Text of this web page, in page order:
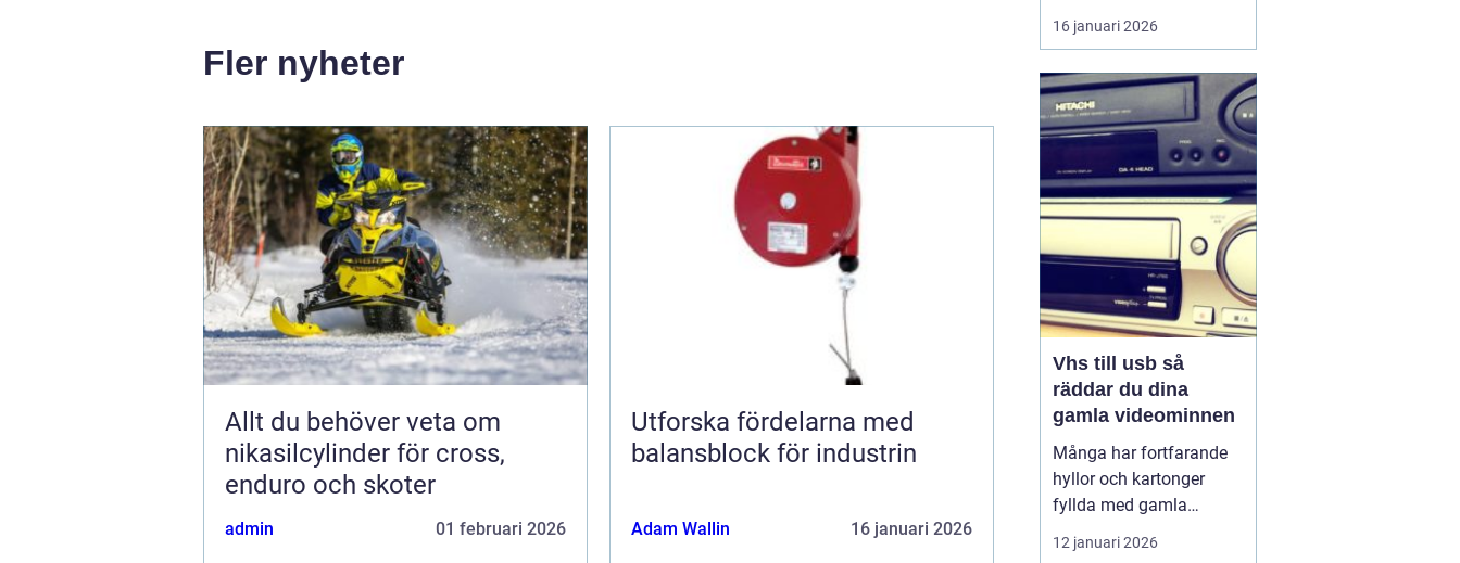
Fler nyheter
Allt du behöver veta om
nikasilcylinder för cross,
enduro och skoter
admin 01 februari 2026
Utforska fördelarna med
balansblock för industrin
Adam Wallin 16 januari 2026
har länge spelat en viktig
roll inom industrin. Det
jämvikt mellan
arbetsverktyg...
16 januari 2026
Vhs till usb så
räddar du dina
gamla videominnen
Många har fortfarande
hyllor och kartonger
fyllda med gamla
videoband. Bröllop,
skolavslutningar,
12 januari 2026